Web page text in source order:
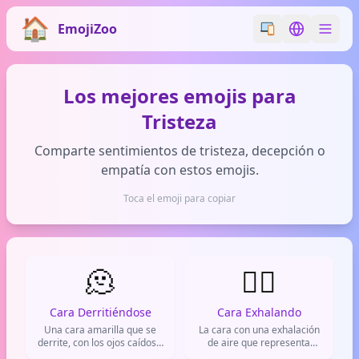
EmojiZoo Switch emoji
Switch
Los mejores emojis para
Tristeza
Comparte sentimientos de tristeza, decepción o
empatía con estos emojis.
Toca el emoji para copiar
🫠
Cara Derritiéndose
Una cara amarilla que se
derrite, con los ojos caídos y
😮‍💨
Cara Exhalando
La cara con una exhalación
de aire que representa